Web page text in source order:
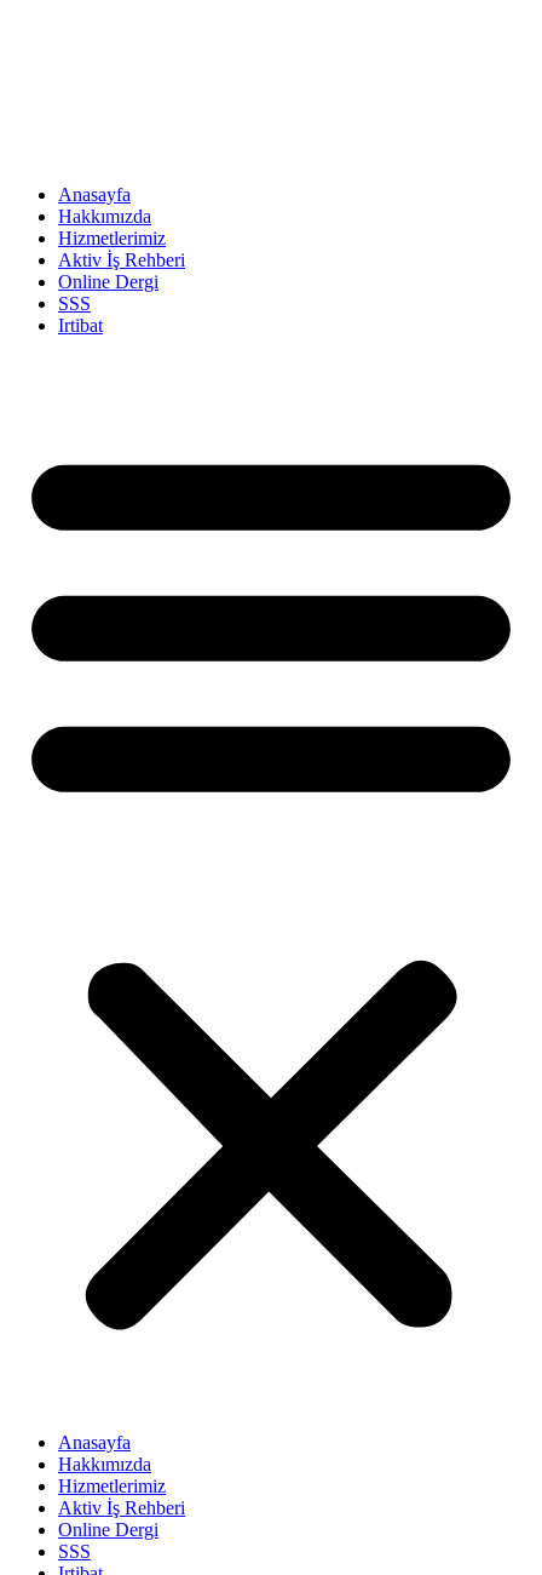
Anasayfa
Hakkımızda
Hizmetlerimiz
Aktiv İş Rehberi
Online Dergi
SSS
Irtibat
Anasayfa
Hakkımızda
Hizmetlerimiz
Aktiv İş Rehberi
Online Dergi
SSS